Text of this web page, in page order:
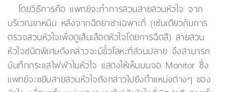
โดยวิธีการคือ แพทย์จะทำการสวนสายสวนหัวใจ จาก
บริเวณขาหนีบ หลังจากฉีดยาชาเฉพาะที่ (เช่นเดียวกับการ
ตรวจสวนหัวใจเพื่อดูเส้นเลือดหัวใจโดยการฉีดสี) สายสวน
หัวใจชนิดพิเศษดังกล่าวจะมีขั้วโลหะที่ส่วนปลาย จึงสามารถ
บันทึกกระแสไฟฟ้าในหัวใจ แสดงให้เห็นบนจอ Monitor ซึ่ง
แพทย์จะขยับสายสวนหัวใจดังกล่าวไปยังตำแหน่งต่างๆ ของ